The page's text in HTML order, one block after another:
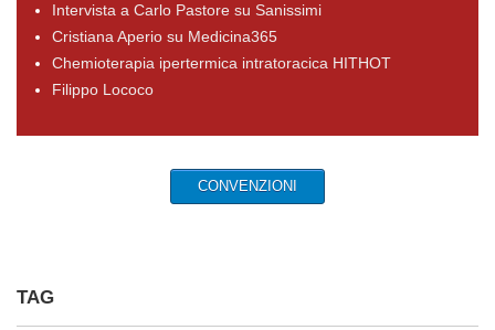
Intervista a Carlo Pastore su Sanissimi
Cristiana Aperio su Medicina365
Chemioterapia ipertermica intratoracica HITHOT
Filippo Lococo
CONVENZIONI
TAG